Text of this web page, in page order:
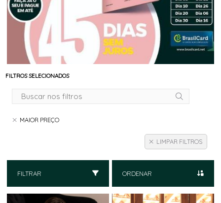
FILTROS SELECIONADOS
MAIOR PREÇO
LIMPAR FILTROS
FILTRAR ORDENAR